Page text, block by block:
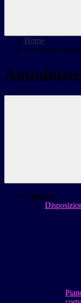
Home >
Amministrazione
Categorie